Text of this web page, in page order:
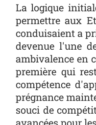
La logique
permettre aux
conduisaient a
devenue l'une
ambivalence en
première qui
compétence
prégnance
souci de
avancées pour